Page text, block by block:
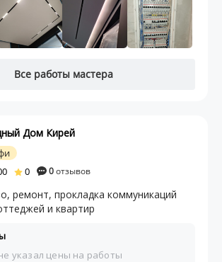
Все работы мастера
Дом Кирей
0 0отзывов
ремонт, прокладка коммуникаций
и квартир
указал цены на работы